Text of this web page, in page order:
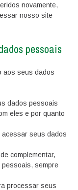
novamente,
nosso site
pessoais
aos seus dados
dados pessoais
eles e por quanto
acessar seus dados
complementar,
pessoais, sempre
processar seus